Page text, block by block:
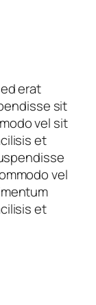
erat
sit
vel sit
et
vel
et